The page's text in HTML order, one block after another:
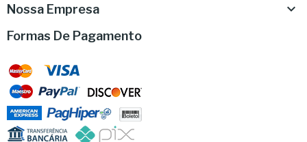
Nossa Empresa 
Formas De Pagamento